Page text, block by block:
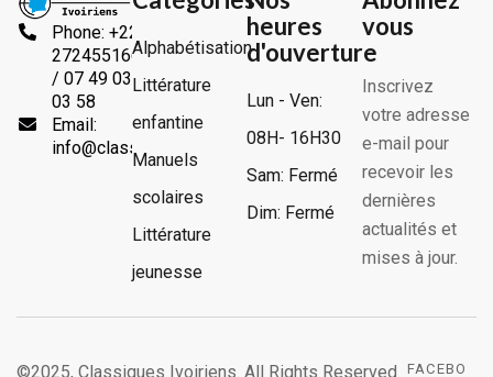
Phone: +225
2724551666
/ 07 49 03
03 58
Email:
info@classiquesivoiriens.com
Alphabétisation
Littérature
enfantine
Manuels
scolaires
Littérature
jeunesse
heures
d'ouverture
Lun - Ven:
08H- 16H30
Sam: Fermé
Dim: Fermé
vous
Inscrivez
votre adresse
e-mail pour
recevoir les
dernières
actualités et
mises à jour.
©2025, Classiques Ivoiriens. All Rights Reserved FACEBO